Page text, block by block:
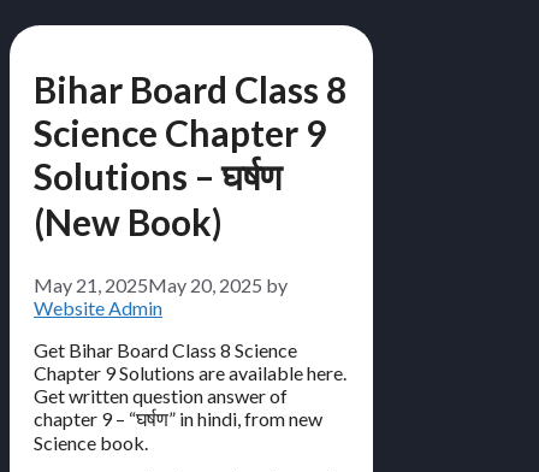
Bihar Board Class 8
Science Chapter 9
Solutions – घर्षण
(New Book)
May 21, 2025May 20, 2025 by
Website Admin
Get Bihar Board Class 8 Science
Chapter 9 Solutions are available here.
Get written question answer of
chapter 9 – “घर्षण” in hindi, from new
Science book.